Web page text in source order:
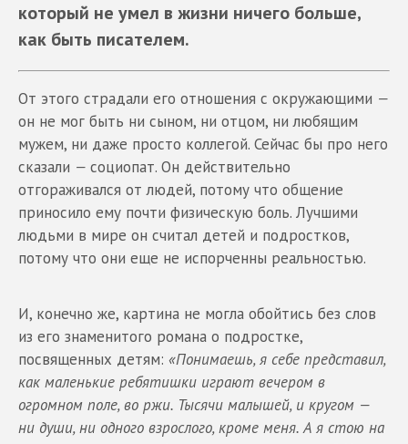
который не умел в жизни ничего больше,
как быть писателем.
От этого страдали его отношения с окружающими —
он не мог быть ни сыном, ни отцом, ни любящим
мужем, ни даже просто коллегой. Сейчас бы про него
сказали — социопат. Он действительно
отгораживался от людей, потому что общение
приносило ему почти физическую боль. Лучшими
людьми в мире он считал детей и подростков,
потому что они еще не испорченны реальностью.
И, конечно же, картина не могла обойтись без слов
из его знаменитого романа о подростке,
посвященных детям: «Понимаешь, я себе представил,
как маленькие ребятишки играют вечером в
огромном поле, во ржи. Тысячи малышей, и кругом —
ни души, ни одного взрослого, кроме меня. А я стою на